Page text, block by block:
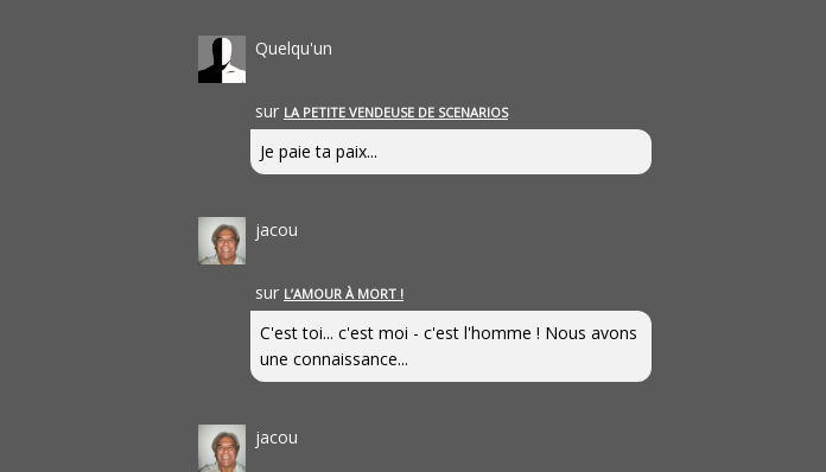
Quelqu'un
sur LA PETITE VENDEUSE DE SCENARIOS
Je paie ta paix...
jacou
sur L’AMOUR À MORT !
C'est toi... c'est moi - c'est l'homme ! Nous avons
une connaissance...
jacou